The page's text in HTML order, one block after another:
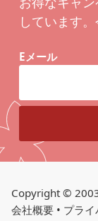
しています
Eメール
Copyright ©
会社概要 • プラ